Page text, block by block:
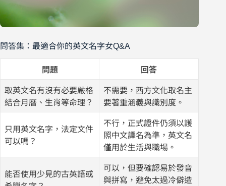
問答集：最適合你的英文名字女Q&A
問題 回答
取英文名有沒有必要嚴格
結合月曆、生肖等命理？
不需要，西方文化取名主
要著重涵義與識別度。
只用英文名字，法定文件
可以嗎？
不行，正式證件仍須以護
照中文譯名為準，英文名
僅用於生活與職場。
能否使用少見的古英語或
可以，但要確認易於發音
與拼寫，避免太過冷僻造